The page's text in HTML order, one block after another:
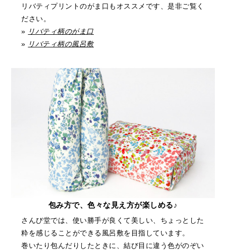
リバティプリントのがま口もオススメです、是非ご覧く
ださい。
» リバティ柄のがま口
» リバティ柄の風呂敷
包み方で、色々な見え方が楽しめる♪
さんび堂では、使い勝手が良くて美しい、ちょっとした
粋を感じることができる風呂敷を目指しています。
巻いたり包んだりしたときに、結び目に違う色がのぞい